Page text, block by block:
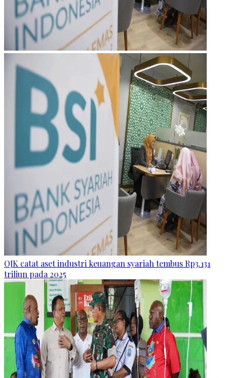
OJK catat aset industri keuangan syariah tembus Rp3.131
triliun pada 2025